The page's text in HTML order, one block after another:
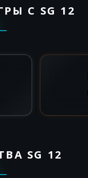
С SG 12
SG 12